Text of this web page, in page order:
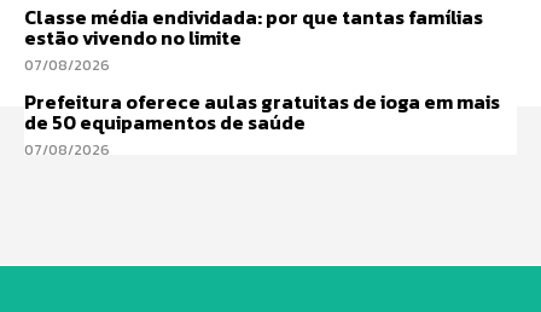
Classe média endividada: por que tantas famílias
estão vivendo no limite
07/08/2026
Prefeitura oferece aulas gratuitas de ioga em mais
de 50 equipamentos de saúde
07/08/2026